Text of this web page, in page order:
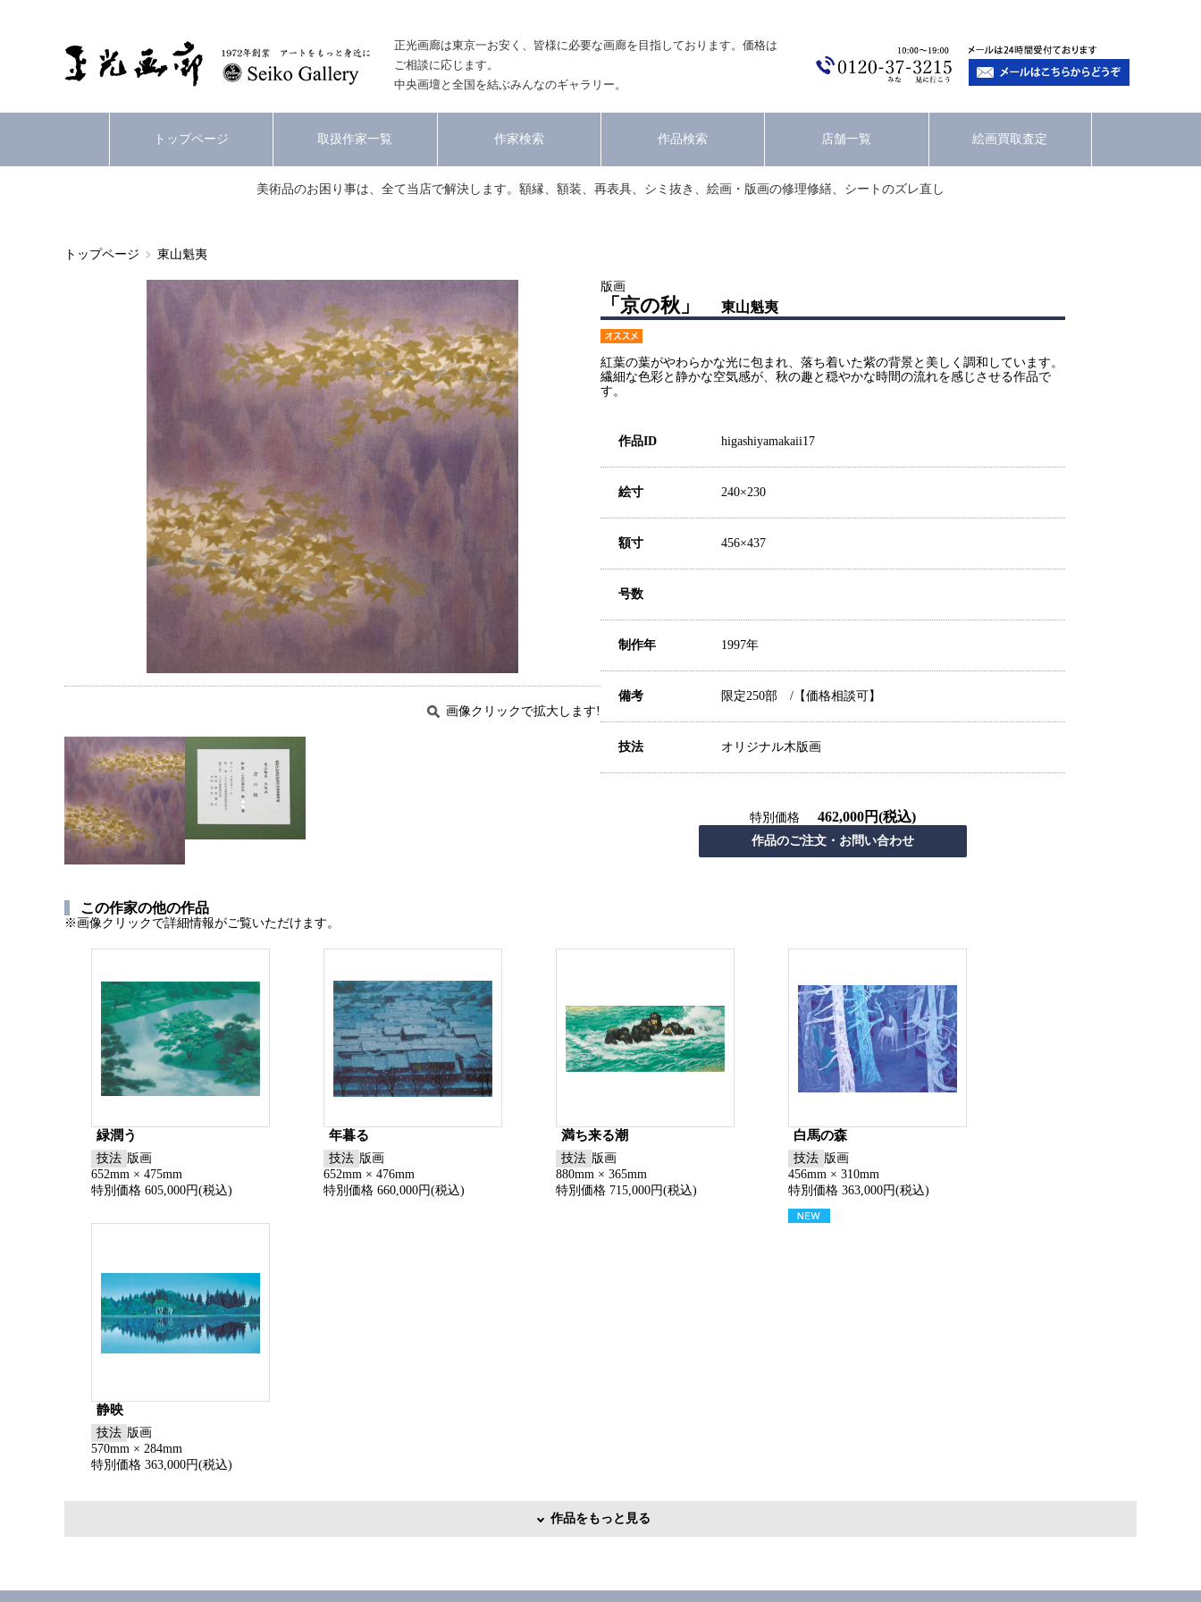
正光画廊は東京一お安く、皆様に必要な画廊を目指しております。価格は
ご相談に応じます。
中央画壇と全国を結ぶみんなのギャラリー。
トップページ 取扱作家一覧 作家検索 作品検索 店舗一覧 絵画買取査定
美術品のお困り事は、全て当店で解決します。額縁、額装、再表具、シミ抜き、絵画・版画の修理修繕、シートのズレ直し
トップページ 東山魁夷
画像クリックで拡大します!
版画
「京の秋」 東山魁夷
紅葉の葉がやわらかな光に包まれ、落ち着いた紫の背景と美しく調和しています。
繊細な色彩と静かな空気感が、秋の趣と穏やかな時間の流れを感じさせる作品で
す。
作品ID higashiyamakaii17
絵寸 240×230
額寸 456×437
号数
制作年 1997年
備考 限定250部 /【価格相談可】
技法 オリジナル木版画
特別価格 462,000円(税込)
この作家の他の作品
※画像クリックで詳細情報がご覧いただけます。
緑潤う
技法 版画
652mm × 475mm
特別価格 605,000円(税込)
年暮る
技法 版画
652mm × 476mm
特別価格 660,000円(税込)
満ち来る潮
技法 版画
880mm × 365mm
特別価格 715,000円(税込)
白馬の森
技法 版画
456mm × 310mm
特別価格 363,000円(税込)
静映
技法 版画
570mm × 284mm
特別価格 363,000円(税込)
作品をもっと見る